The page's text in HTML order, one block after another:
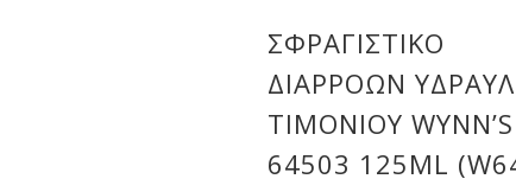
ΣΦΡΑΓΙΣΤΙΚΌ
ΔΙΑΡΡΟΏΝ
ΤΙΜΟΝΙΟΎ WYNN’S
64503 125ML